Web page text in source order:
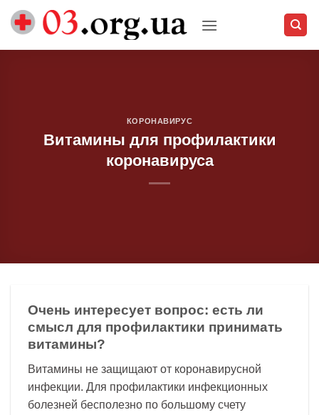
Skip
КОРОНАВИРУС
Витамины для профилактики
коронавируса
Очень интересует вопрос: есть ли
смысл для профилактики принимать
витамины?
Витамины не защищают от коронавирусной
инфекции. Для профилактики инфекционных
болезней бесполезно по большому счету